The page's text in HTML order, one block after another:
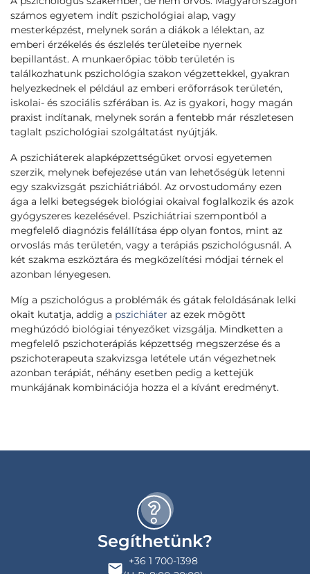
számos egyetem indít pszichológiai alap, vagy
mesterképzést, melynek során a diákok a lélektan, az
emberi érzékelés és észlelés területeibe nyernek
bepillantást. A munkaerőpiac több területén is
találkozhatunk pszichológia szakon végzettekkel, gyakran
helyezkednek el például az emberi erőforrások területén,
iskolai- és szociális szférában is. Az is gyakori, hogy magán
praxist indítanak, melynek során a fentebb már részletesen
taglalt pszichológiai szolgáltatást nyújtják.
A pszichiáterek alapképzettségüket orvosi egyetemen
szerzik, melynek befejezése után van lehetőségük letenni
egy szakvizsgát pszichiátriából. Az orvostudomány ezen
ága a lelki betegségek biológiai okaival foglalkozik és azok
gyógyszeres kezelésével. Pszichiátriai szempontból a
megfelelő diagnózis felállítása épp olyan fontos, mint az
orvoslás más területén, vagy a terápiás pszichológusnál. A
két szakma eszköztára és megközelítési módjai térnek el
azonban lényegesen.
Míg a pszichológus a problémák és gátak feloldásának lelki
okait kutatja, addig a pszichiáter az ezek mögött
meghúzódó biológiai tényezőket vizsgálja. Mindketten a
megfelelő pszichoterápiás képzettség megszerzése és a
pszichoterapeuta szakvizsga letétele után végezhetnek
azonban terápiát, néhány esetben pedig a kettejük
munkájának kombinációja hozza el a kívánt eredményt.
Segíthetünk?
+36 1 700-1398